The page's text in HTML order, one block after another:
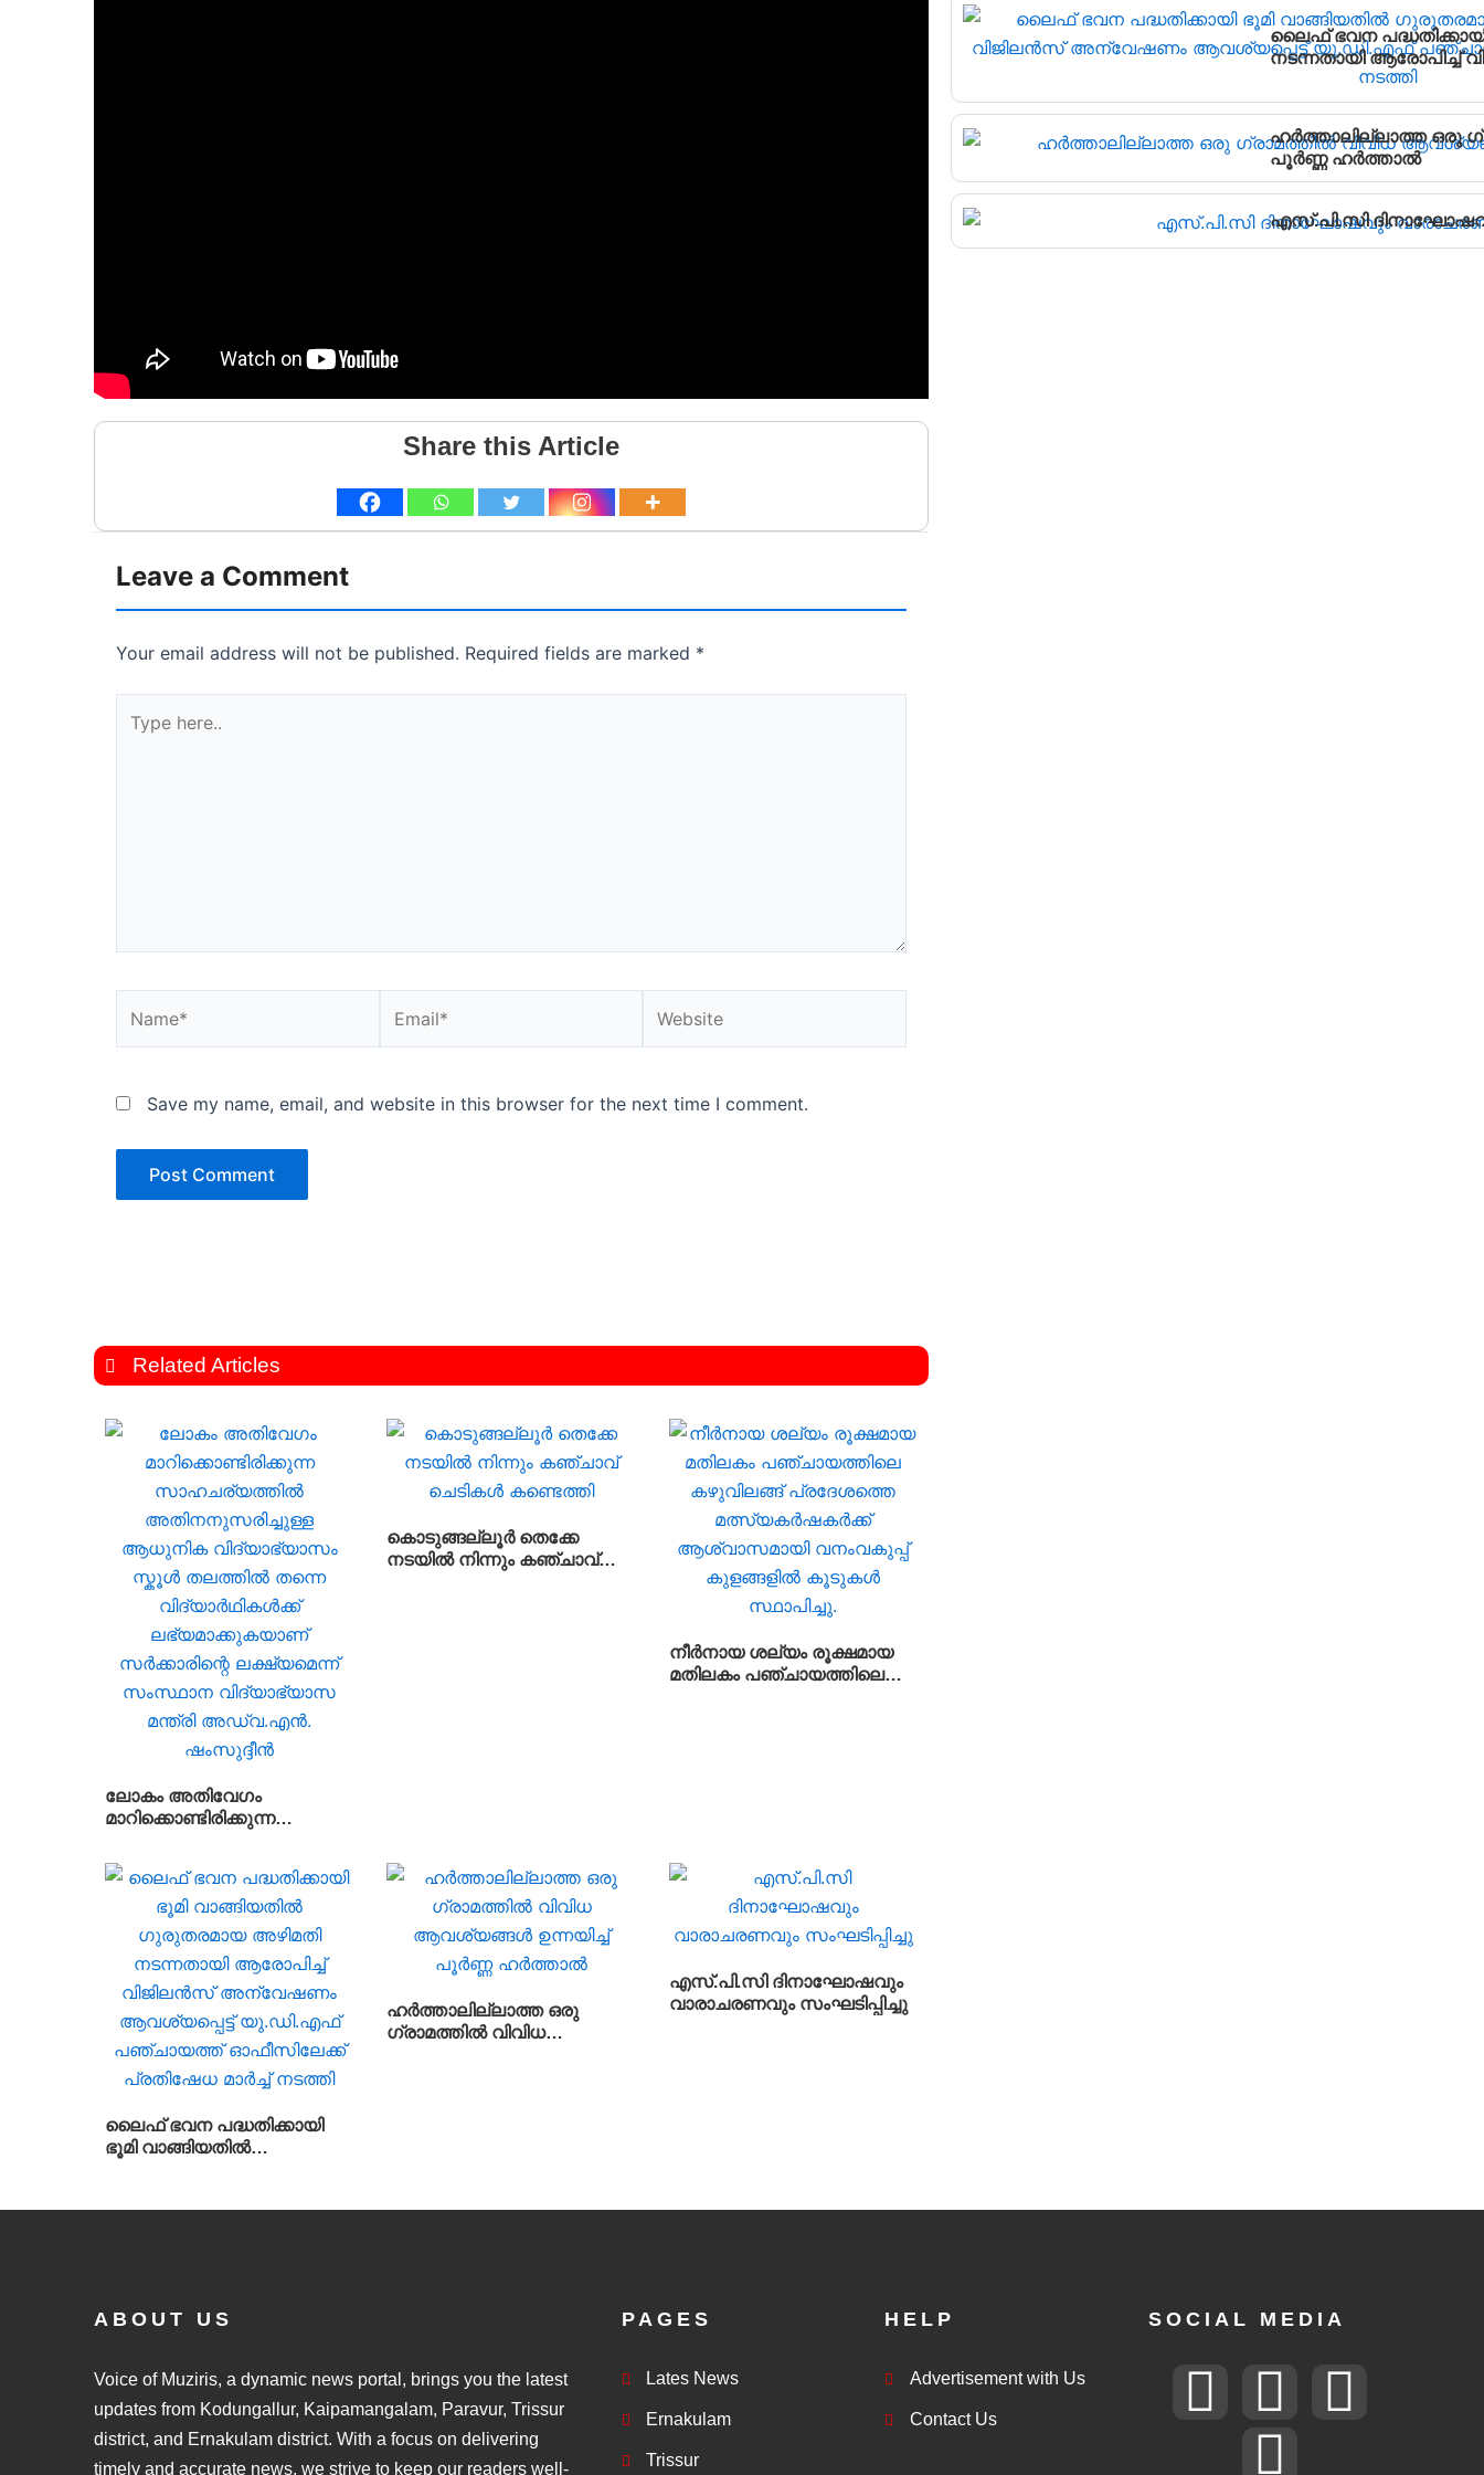
Share this Article
Leave a Comment
Your email address will not be published. Required fields are marked *
here..
Save my name, email, and website in this browser for the next time I comment.
Related Articles
ലോകം അതിവേഗം
മാറിക്കൊണ്ടിരിക്കുന്ന
അതിനനുസരിച്ചുള്ള
ആധുനിക വിദ്യാഭ്യാസം
സ്കൂൾ തലത്തിൽ തന്നെ
വിദ്യാർഥികൾക്ക്
ലഭ്യമാക്കുകയാണ്
സർക്കാരിന്റെ ലക്ഷ്യമെന്ന്
സംസ്ഥാന വിദ്യാഭ്യാസ
മന്ത്രി അഡ്വ.എൻ.
ഷംസുദ്ദീൻ
കൊടുങ്ങല്ലൂർ തെക്കേ
നടയിൽ നിന്നും കഞ്ചാവ്
നീർനായ ശല്യം രൂക്ഷമായ
മതിലകം പഞ്ചായത്തിലെ
ലൈഫ് ഭവന പദ്ധതിക്കായി
ഭൂമി വാങ്ങിയതിൽ
വിജിലൻസ് അന്വേഷണം
ഹർത്താലില്ലാത്ത ഒരു
ഗ്രാമത്തിൽ വിവിധ
എസ്.പി.സി ദിനാഘോഷവും
വാരാചരണവും സംഘടിപ്പിച്ചു
ലൈഫ് ഭവന
നടന്നതായി ആരോപിച്ച്
യു.ഡി.എഫ് പഞ്ചായത്ത്
ഹർത്താലില്ലാത്ത ഒരു
പൂർണ്ണ ഹർത്താൽ
എസ്.പി.സി
ABOUT US
Voice of Muziris, a dynamic news portal, brings you the latest
updates from Kodungallur, Kaipamangalam, Paravur, Trissur
district, and Ernakulam district. With a focus on delivering
timely and accurate news, we strive to keep our readers well-
PAGES
Lates News
Ernakulam
Trissur
HELP
Advertisement with Us
Contact Us
SOCIAL MEDIA
F
T
w
I
F
l